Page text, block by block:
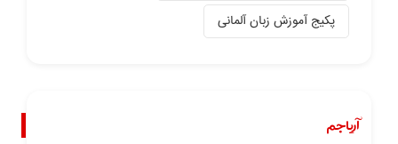
پکیج آموزش زبان آلمانی
آریاجم